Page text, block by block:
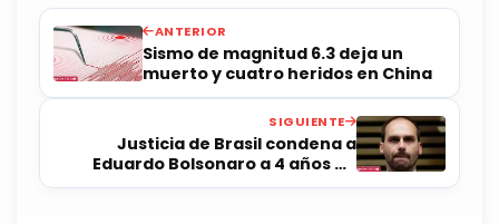
ANTERIOR
Sismo de magnitud 6.3 deja un
muerto y cuatro heridos en China
SIGUIENTE
Justicia de Brasil condena a
Eduardo Bolsonaro a 4 años de
prisión